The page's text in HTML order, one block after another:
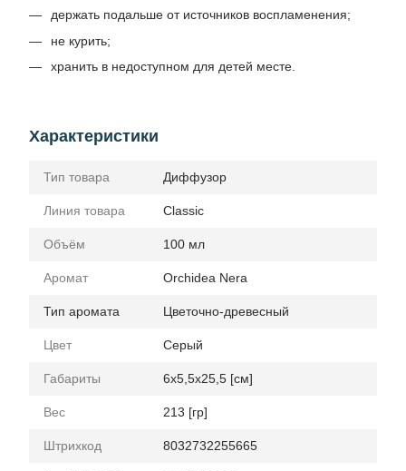
держать подальше от источников воспламенения;
не курить;
хранить в недоступном для детей месте.
Характеристики
Тип товара Диффузор
Линия товара Classic
Объём 100 мл
Аромат Orchidea Nera
Тип аромата Цветочно-древесный
Цвет Серый
Габариты 6x5,5x25,5 [см]
Вес 213 [гр]
Штрихкод 8032732255665